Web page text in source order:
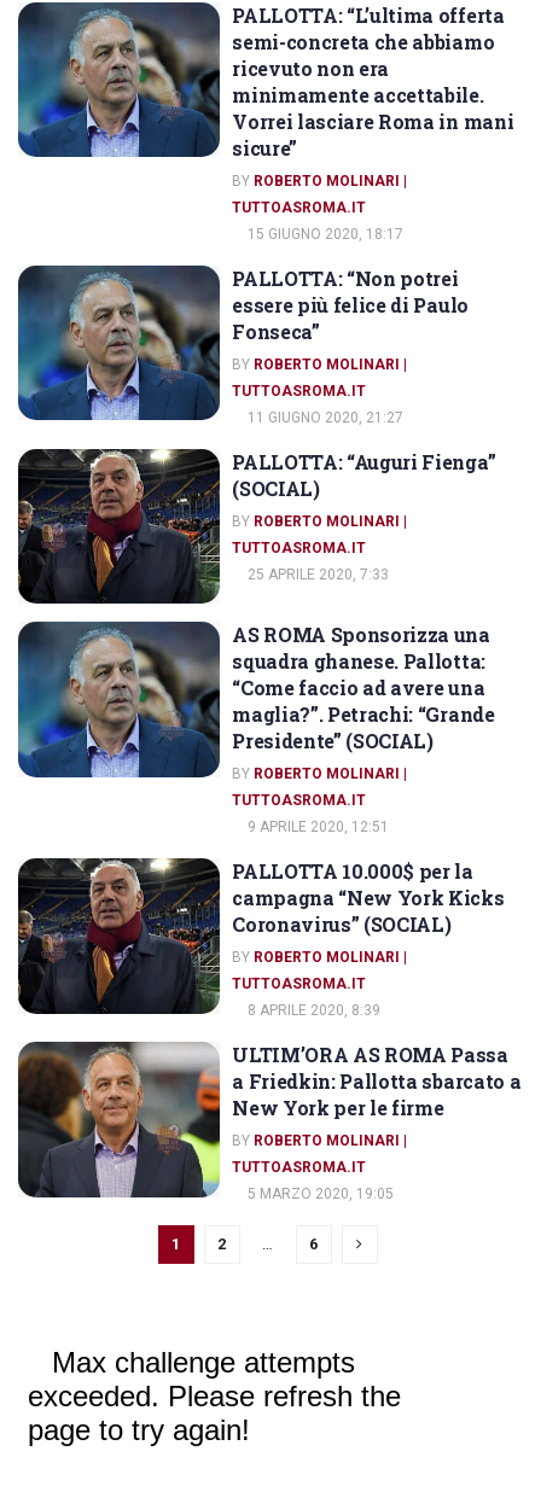
DIRIGENTI AS ROMA
PALLOTTA: “L’ultima offerta
semi-concreta che abbiamo
ricevuto non era
minimamente accettabile.
Vorrei lasciare Roma in mani
sicure”
BY ROBERTO MOLINARI |
TUTTOASROMA.IT
15 GIUGNO 2020, 18:17
PALLOTTA: “Non potrei
essere più felice di Paulo
Fonseca”
BY ROBERTO MOLINARI |
TUTTOASROMA.IT
11 GIUGNO 2020, 21:27
AS ROMA
PALLOTTA: “Auguri Fienga”
(SOCIAL)
BY ROBERTO MOLINARI |
TUTTOASROMA.IT
25 APRILE 2020, 7:33
AS ROMA Sponsorizza una
squadra ghanese. Pallotta:
“Come faccio ad avere una
maglia?”. Petrachi: “Grande
Presidente” (SOCIAL)
BY ROBERTO MOLINARI |
TUTTOASROMA.IT
9 APRILE 2020, 12:51
DIRIGENTI AS ROMA
PALLOTTA 10.000$ per la
campagna “New York Kicks
Coronavirus” (SOCIAL)
BY ROBERTO MOLINARI |
TUTTOASROMA.IT
8 APRILE 2020, 8:39
AS ROMA
ULTIM’ORA AS ROMA Passa
a Friedkin: Pallotta sbarcato a
New York per le firme
BY ROBERTO MOLINARI |
TUTTOASROMA.IT
5 MARZO 2020, 19:05
1 2 … 6